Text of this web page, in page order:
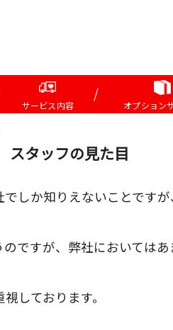
サービス内容 オプション
スタッフの見た目
しか知りえないことです
ですが、弊社においては
しております。